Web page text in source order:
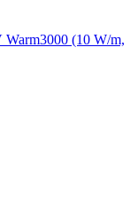
(10 W/m,